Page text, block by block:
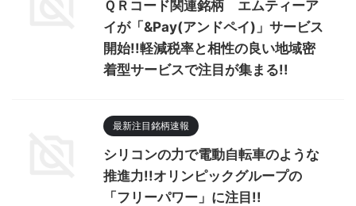
ＱＲコード関連銘柄 エムティーア
イが「&Pay(アンドペイ)」サービス
開始!!軽減税率と相性の良い地域密
着型サービスで注目が集まる!!
最新注目銘柄速報
シリコンの力で電動自転車のような
推進力!!オリンピックグループの
「フリーパワー」に注目!!